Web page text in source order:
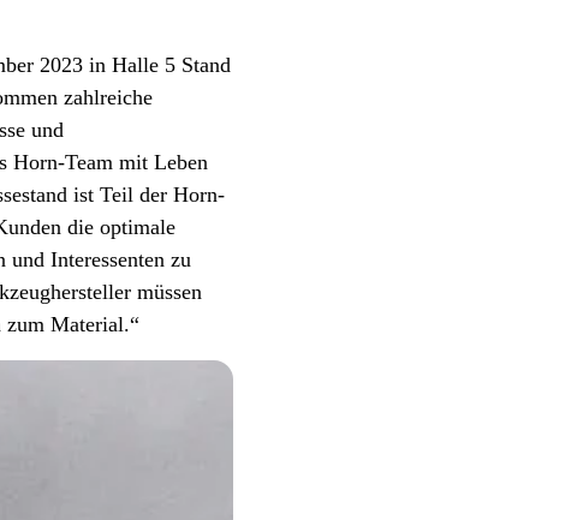
2023 in Halle 5 Stand
zahlreiche
und
Horn-Team mit Leben
ist Teil der Horn-
die optimale
Interessenten zu
müssen
zum Material.“